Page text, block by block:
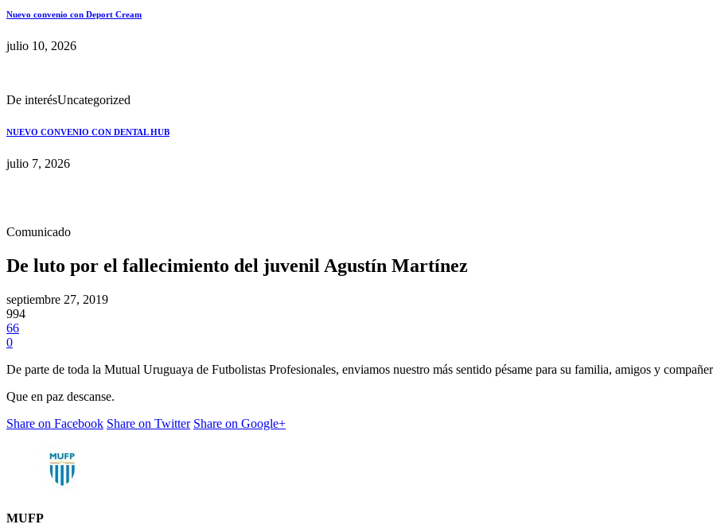
Nuevo convenio con Deport Cream
julio 10, 2026
De interésUncategorized
NUEVO CONVENIO CON DENTAL HUB
julio 7, 2026
Comunicado
De luto por el fallecimiento del juvenil Agustín Martínez
septiembre 27, 2019
994
66
0
De parte de toda la Mutual Uruguaya de Futbolistas Profesionales, enviamos nuestro más sentido pésame para su familia, amigos y
Que en paz descanse.
Share on Facebook Share on Twitter Share on Google+
MUFP